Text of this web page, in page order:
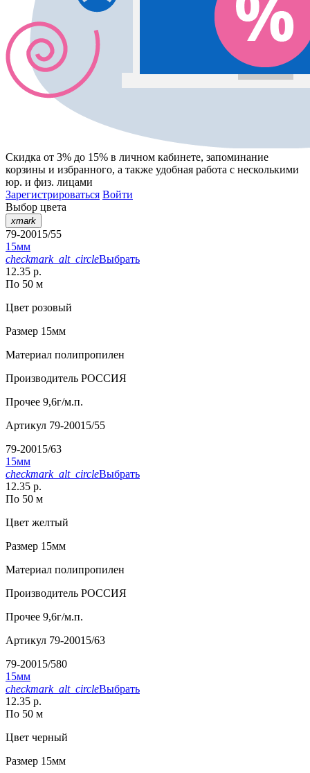
Скидка от 3% до 15% в личном кабинете, запоминание
корзины и избранного, а также удобная работа с несколькими
юр. и физ. лицами
Зарегистрироваться Войти
Выбор цвета
xmark
79-20015/55
15мм
checkmark_alt_circleВыбрать
12.35 р.
По 50 м
Цвет розовый
Размер 15мм
Материал полипропилен
Производитель РОССИЯ
Прочее 9,6г/м.п.
Артикул 79-20015/55
79-20015/63
15мм
checkmark_alt_circleВыбрать
12.35 р.
По 50 м
Цвет желтый
Размер 15мм
Материал полипропилен
Производитель РОССИЯ
Прочее 9,6г/м.п.
Артикул 79-20015/63
79-20015/580
15мм
checkmark_alt_circleВыбрать
12.35 р.
По 50 м
Цвет черный
Размер 15мм